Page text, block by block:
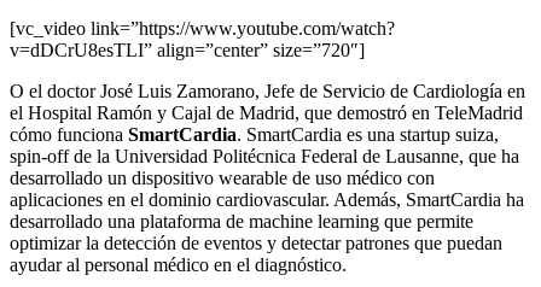
[vc_video link=”https://www.youtube.com/watch?
v=dDCrU8esTLI” align=”center” size=”720″]
O el doctor José Luis Zamorano, Jefe de Servicio de Cardiología en
el Hospital Ramón y Cajal de Madrid, que demostró en TeleMadrid
cómo funciona SmartCardia. SmartCardia es una startup suiza,
spin-off de la Universidad Politécnica Federal de Lausanne, que ha
desarrollado un dispositivo wearable de uso médico con
aplicaciones en el dominio cardiovascular. Además, SmartCardia ha
desarrollado una plataforma de machine learning que permite
optimizar la detección de eventos y detectar patrones que puedan
ayudar al personal médico en el diagnóstico.